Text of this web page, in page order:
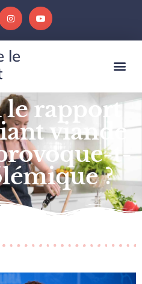
le
le rapport
viande
t-
?